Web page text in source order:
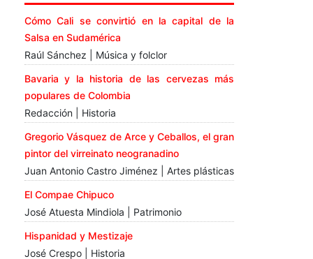
Cómo Cali se convirtió en la capital de la
Salsa en Sudamérica
Raúl Sánchez | Música y folclor
Bavaria y la historia de las cervezas más
populares de Colombia
Redacción | Historia
Gregorio Vásquez de Arce y Ceballos, el gran
pintor del virreinato neogranadino
Juan Antonio Castro Jiménez | Artes plásticas
El Compae Chipuco
José Atuesta Mindiola | Patrimonio
Hispanidad y Mestizaje
José Crespo | Historia